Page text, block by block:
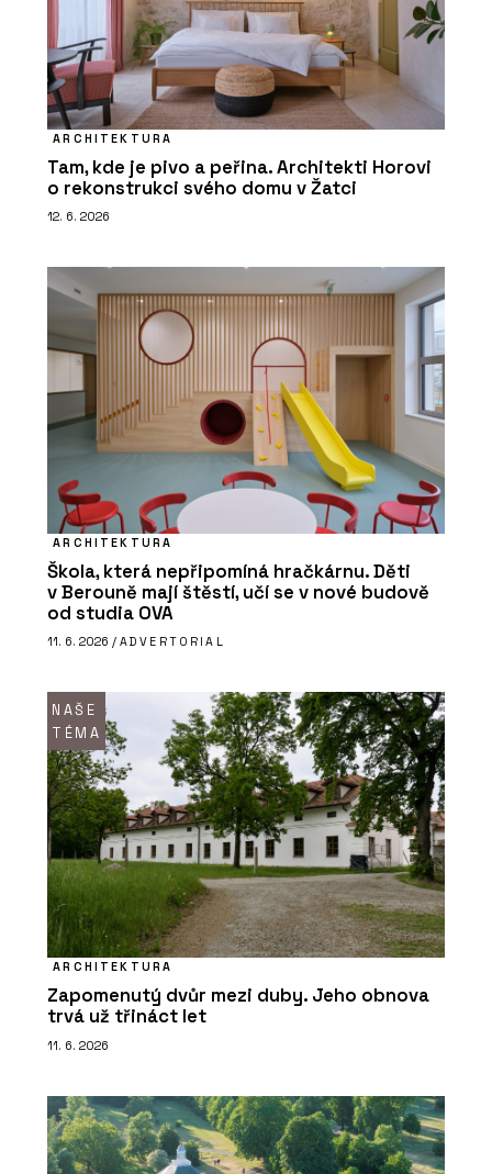
ARCHITEKTURA
Tam, kde je pivo a peřina. Architekti Horovi
o rekonstrukci svého domu v Žatci
12. 6. 2026
ARCHITEKTURA
Škola, která nepřipomíná hračkárnu. Děti
v Berouně mají štěstí, učí se v nové budově
od studia OVA
11. 6. 2026 / ADVERTORIAL
NAŠE
TÉMA
ARCHITEKTURA
Zapomenutý dvůr mezi duby. Jeho obnova
trvá už třináct let
11. 6. 2026